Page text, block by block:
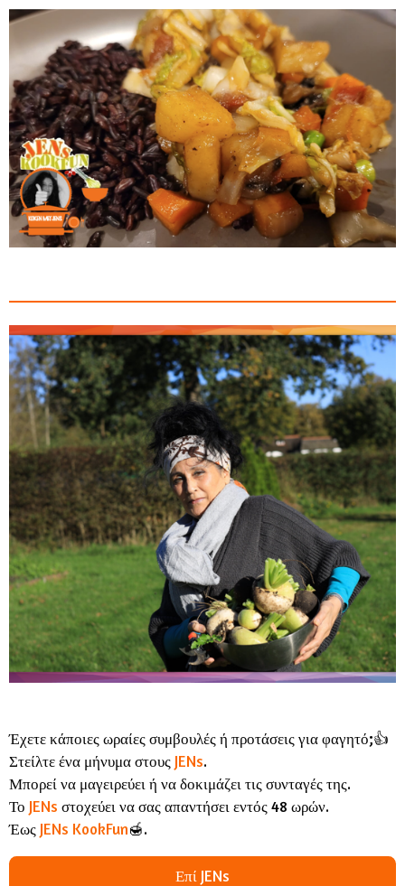
Έχετε κάποιες ωραίες συμβουλές ή προτάσεις για φαγητό;👍
Στείλτε ένα μήνυμα στους JENs.
Μπορεί να μαγειρεύει ή να δοκιμάζει τις συνταγές της.
Το JENs στοχεύει να σας απαντήσει εντός 48 ωρών.
Έως JENs KookFun🍯.
Επί JENs